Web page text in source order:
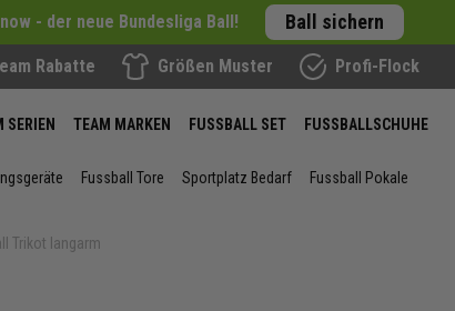
- der neue Bundesliga Ball! Ball sichern
Rabatte Größen Muster Profi-Flock
SERIEN TEAM MARKEN FUSSBALL SET FUSSBALLSCHUHE
Fussball Tore Sportplatz Bedarf Fussball Pokale
Trikot langarm